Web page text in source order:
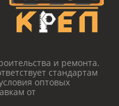
и ремонта.
стандартам
оптовых
от